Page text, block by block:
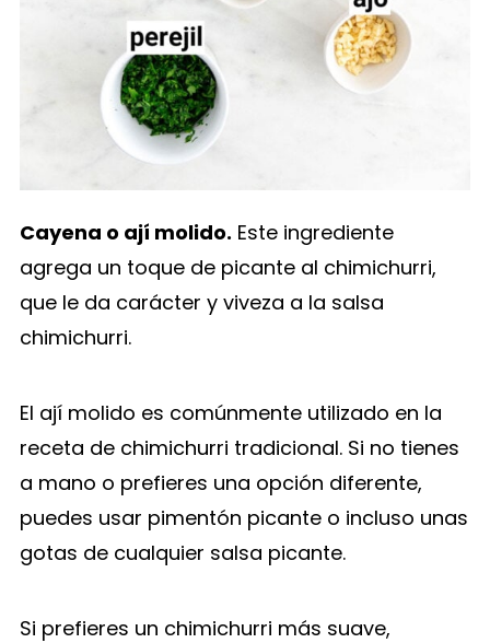
Cayena o ají molido. Este ingrediente
agrega un toque de picante al chimichurri,
que le da carácter y viveza a la salsa
chimichurri.
El ají molido es comúnmente utilizado en la
receta de chimichurri tradicional. Si no tienes
a mano o prefieres una opción diferente,
puedes usar pimentón picante o incluso unas
gotas de cualquier salsa picante.
Si prefieres un chimichurri más suave,